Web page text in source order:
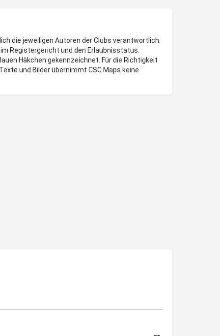
die jeweiligen Autoren der Clubs verantwortlich.
Registergericht und den Erlaubnisstatus.
Häkchen gekennzeichnet. Für die Richtigkeit
und Bilder übernimmt CSC Maps keine